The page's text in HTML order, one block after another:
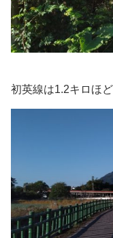
初英線は1.2キロほ